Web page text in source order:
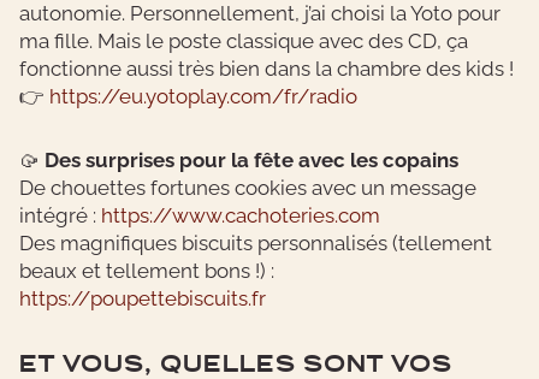
autonomie. Personnellement, j’ai choisi la Yoto pour
ma fille. Mais le poste classique avec des CD, ça
fonctionne aussi très bien dans la chambre des kids !
👉 https://eu.yotoplay.com/fr/radio
🥠 Des surprises pour la fête avec les copains
De chouettes fortunes cookies avec un message
intégré : https://www.cachoteries.com
Des magnifiques biscuits personnalisés (tellement
beaux et tellement bons !) :
https://poupettebiscuits.fr
ET VOUS, QUELLES SONT VOS